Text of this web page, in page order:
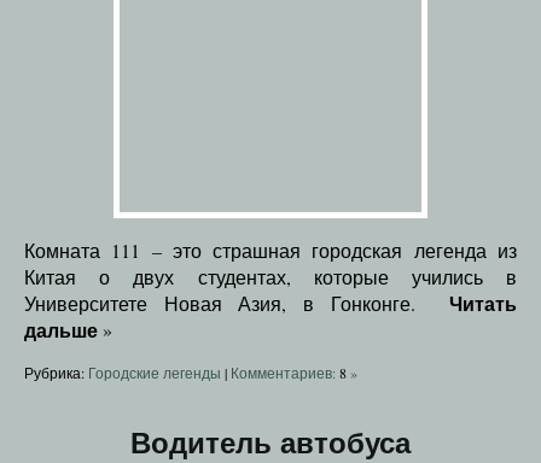
Комната 111 – это страшная городская легенда из
Китая о двух студентах, которые учились в
Университете Новая Азия, в Гонконге.
Читать
дальше »
Рубрика: Городские легенды | Комментариев: 8»
Водитель автобуса